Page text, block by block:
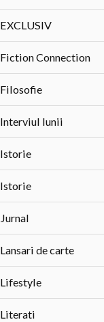
EXCLUSIV
Fiction Connection
Filosofie
Interviul lunii
Istorie
Istorie
Jurnal
Lansari de carte
Lifestyle
Literati